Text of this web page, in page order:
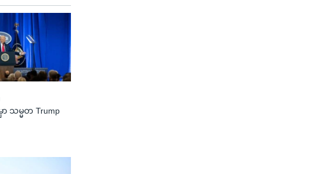
ာ သမ္မတ Trump